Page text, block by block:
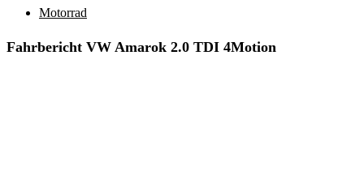
Motorrad
Fahrbericht VW Amarok 2.0 TDI 4Motion